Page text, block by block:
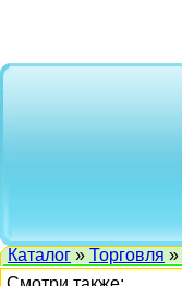
Каталог » Торговля »